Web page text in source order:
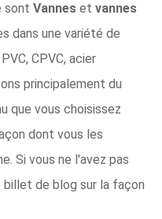
sont Vannes et vannes
dans une variété de
CPVC, acier
principalement du
que vous choisissez
dont vous les
Si vous ne l'avez pas
de blog sur la façon